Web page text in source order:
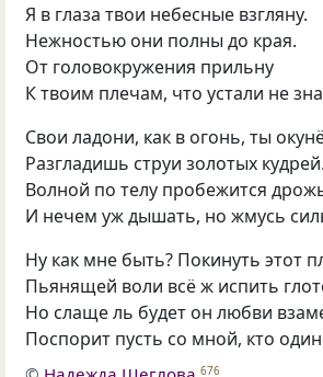
Я в глаза твои небесные взгляну.
Нежностью они полны до края.
От головокружения прильну
К твоим плечам, что устали не
Свои ладони, как в огонь, ты
Разгладишь струи золотых кудрей.
Волной по телу пробежится
И нечем уж дышать, но жмусь
Ну как мне быть? Покинуть этот
Пьянящей воли всё ж испить
Но слаще ль будет он любви
Поспорит пусть со мной, кто
676